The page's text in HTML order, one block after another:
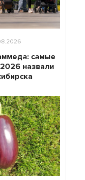
самые
назвали